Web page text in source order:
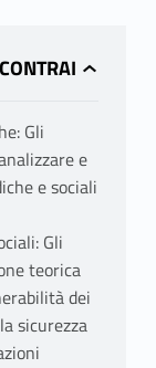
Gli
e
e sociali
Gli
teorica
dei
sicurezza